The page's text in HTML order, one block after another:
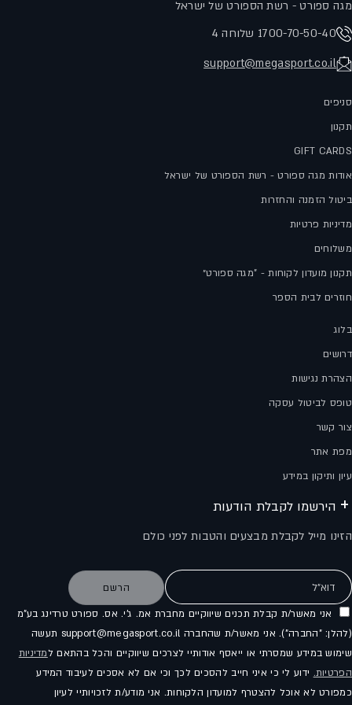
מגה ספורט - רשת הספורט של ישראל
1700-70-50-40 שלוחה 4
support@megasport.co.il
סניפים
תקנון
GIFT CARDS
אודות מגה ספורט - רשת הספורט של ישראל
ביטול הזמנה והחזרות
מדיניות פרטיות
משלוחים
תקנון מועדון לקוחות - "מגה ספורט״
חוזרים לבית הספר
בלוג
דרושים
הצהרת נגישות
טופס לביטול עסקה
צור קשר
מפת אתר
עיון ותיקון במידע
הירשמו לקבלת הודעות
הזינו מייל לקבלת מבצעים והטבות לפני כולם
דוא"ל הרשם
אני מאשר/ת קבלת תכנים שיווקיים מחברת אמ. ג'י. אס. ספורט טרדינג בע"מ
(להלן: "החברה"). אני מאשר/ת שהחברה support@megasport.co.il תעשה
שימוש במידע שמסרתי או ייאסף אודותיי לצרכים שיווקיים והכל בהתאם למדיניות
הפרטיות. ידוע לי כי איני חייב להסכים לכך וכי אם לא אסכים לעיבוד המידע
כמפורט לא אוכל להצטרף למועדון הלקוחות. אני מודע/ת לזכויותיי לעיון